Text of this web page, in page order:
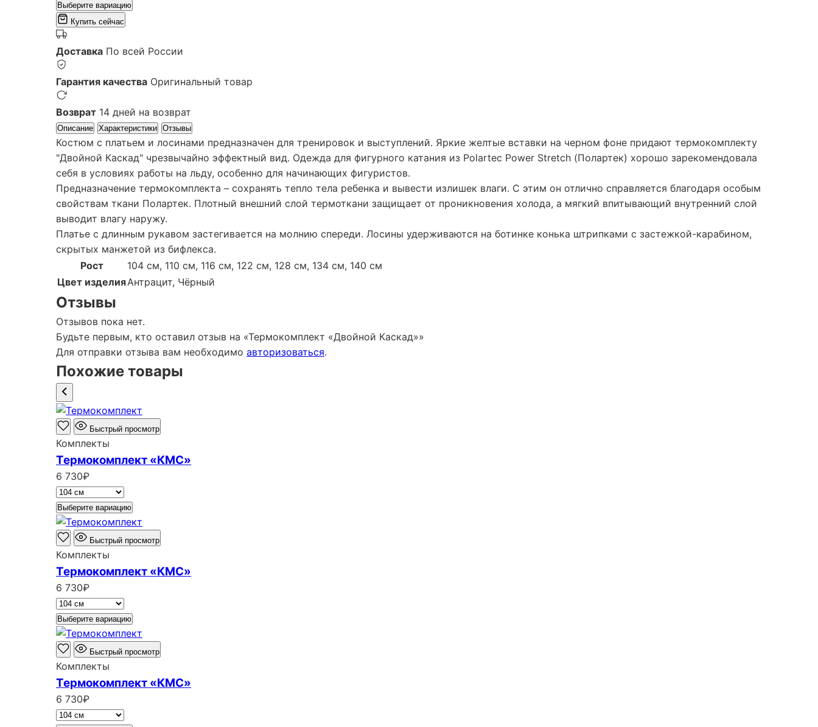
Выберите вариацию
Купить сейчас
Доставка По всей России
Гарантия качества Оригинальный товар
Возврат 14 дней на возврат
Описание Характеристики Отзывы
Костюм с платьем и лосинами предназначен для тренировок и выступлений. Яркие желтые вставки на черном фоне придают термокомплекту
"Двойной Каскад" чрезвычайно эффектный вид. Одежда для фигурного катания из Polartec Power Stretch (Полартек) хорошо зарекомендовала
себя в условиях работы на льду, особенно для начинающих фигуристов.
Предназначение термокомплекта – сохранять тепло тела ребенка и вывести излишек влаги. С этим он отлично справляется благодаря особым
свойствам ткани Полартек. Плотный внешний слой термоткани защищает от проникновения холода, а мягкий впитывающий внутренний слой
выводит влагу наружу.
Платье с длинным рукавом застегивается на молнию спереди. Лосины удерживаются на ботинке конька штрипками с застежкой-карабином,
скрытых манжетой из бифлекса.
Рост
104 см, 110 см, 116 см, 122 см, 128 см, 134 см, 140 см
Цвет изделияАнтрацит, Чёрный
Отзывы
Отзывов пока нет.
Будьте первым, кто оставил отзыв на «Термокомплект «Двойной Каскад»»
Для отправки отзыва вам необходимо авторизоваться.
Похожие товары
Быстрый просмотр
Комплекты
Термокомплект «КМС»
6 730₽
Выберите вариацию
Быстрый просмотр
Комплекты
Термокомплект «КМС»
6 730₽
Выберите вариацию
Быстрый просмотр
Комплекты
Термокомплект «КМС»
6 730₽